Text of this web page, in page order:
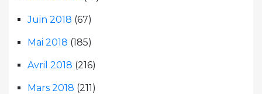
Juin 2018 (67)
Mai 2018 (185)
Avril 2018 (216)
Mars 2018 (211)